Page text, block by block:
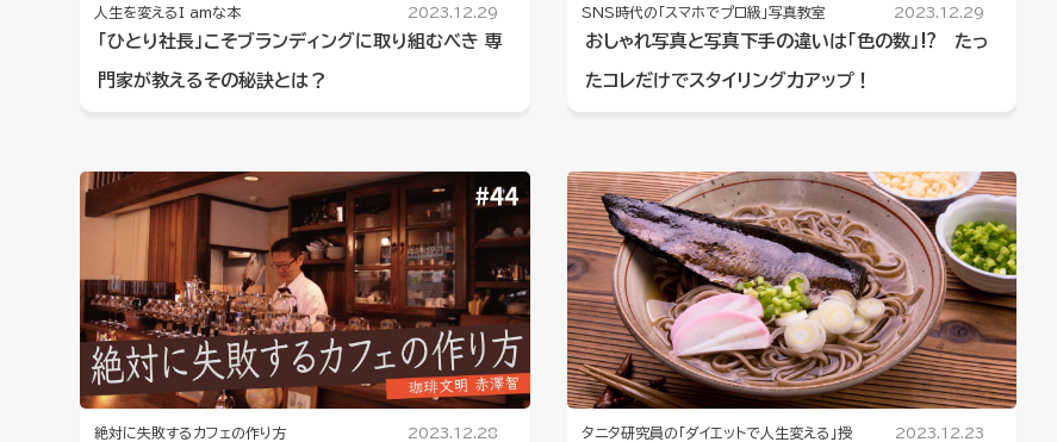
人生を変えるI amな本 2023.12.29
「ひとり社長」こそブランディングに取り組むべき 専
門家が教えるその秘訣とは？
SNS時代の「スマホでプロ級」写真教室 2023.12.29
おしゃれ写真と写真下手の違いは「色の数」⁉︎ たっ
たコレだけでスタイリング力アップ！
絶対に失敗するカフェの作り方 2023.12.28
タニタ研究員の「ダイエットで人生変える」授
2023.12.23